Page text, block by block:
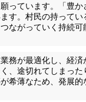
っています。「豊
す。村民の持ってい
ながっていく持続
務が最適化し、経
、途切れてしまっ
希薄なため、発展